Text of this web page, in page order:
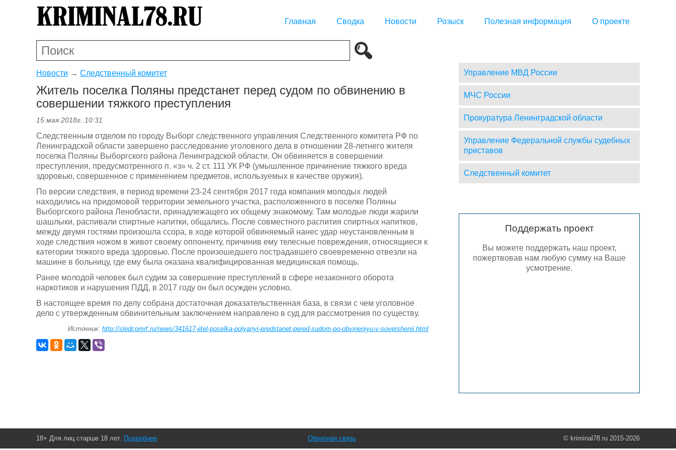
Главная Сводка Новости Розыск Полезная информация О проекте
Новости → Следственный комитет
Житель поселка Поляны предстанет перед судом по обвинению в
совершении тяжкого преступления
15 мая 2018г. 10:31
Следственным отделом по городу Выборг следственного управления Следственного комитета РФ по
Ленинградской области завершено расследование уголовного дела в отношении 28-летнего жителя
поселка Поляны Выборгского района Ленинградской области. Он обвиняется в совершении
преступления, предусмотренного п. «з» ч. 2 ст. 111 УК РФ (умышленное причинение тяжкого вреда
здоровью, совершенное с применением предметов, используемых в качестве оружия).
По версии следствия, в период времени 23-24 сентября 2017 года компания молодых людей
находились на придомовой территории земельного участка, расположенного в поселке Поляны
Выборгского района Ленобласти, принадлежащего их общему знакомому. Там молодые люди жарили
шашлыки, распивали спиртные напитки, общались. После совместного распития спиртных напитков,
между двумя гостями произошла ссора, в ходе которой обвиняемый нанес удар неустановленным в
ходе следствия ножом в живот своему оппоненту, причинив ему телесные повреждения, относящиеся к
категории тяжкого вреда здоровью. После произошедшего пострадавшего своевременно отвезли на
машине в больницу, где ему была оказана квалифицированная медицинская помощь.
Ранее молодой человек был судим за совершение преступлений в сфере незаконного оборота
наркотиков и нарушения ПДД, в 2017 году он был осужден условно.
В настоящее время по делу собрана достаточная доказательственная база, в связи с чем уголовное
дело с утвержденным обвинительным заключением направлено в суд для рассмотрения по существу.
Источник: http://sledcomrf.ru/news/341617-jitel-poselka-polyanyi-predstanet-pered-sudom-po-obvineniyu-v-sovershenii.html
Управление МВД России
МЧС России
Прокуратура Ленинградской области
Управление Федеральной службы судебных
приставов
Следственный комитет
Поддержать проект
Вы можете поддержать наш проект,
пожертвовав нам любую сумму на Ваше
усмотрение.
18+ Для лиц старше 18 лет. Подробнее © kriminal78.ru 2015-2026
Обратная связь